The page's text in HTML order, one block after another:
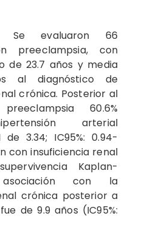
evaluaron 66
preeclampsia, con
de 23.7 años y media
al diagnóstico de
crónica. Posterior al
60.6%
arterial
de 3.34; IC95%: 0.94-
con insuficiencia renal
Kaplan-
con la
crónica posterior a
de 9.9 años (IC95%: